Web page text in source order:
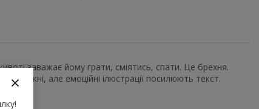
заважає йому грати, сміятись, спати. Це брехня.
Ніжні, але емоційні ілюстрації посилюють текст.